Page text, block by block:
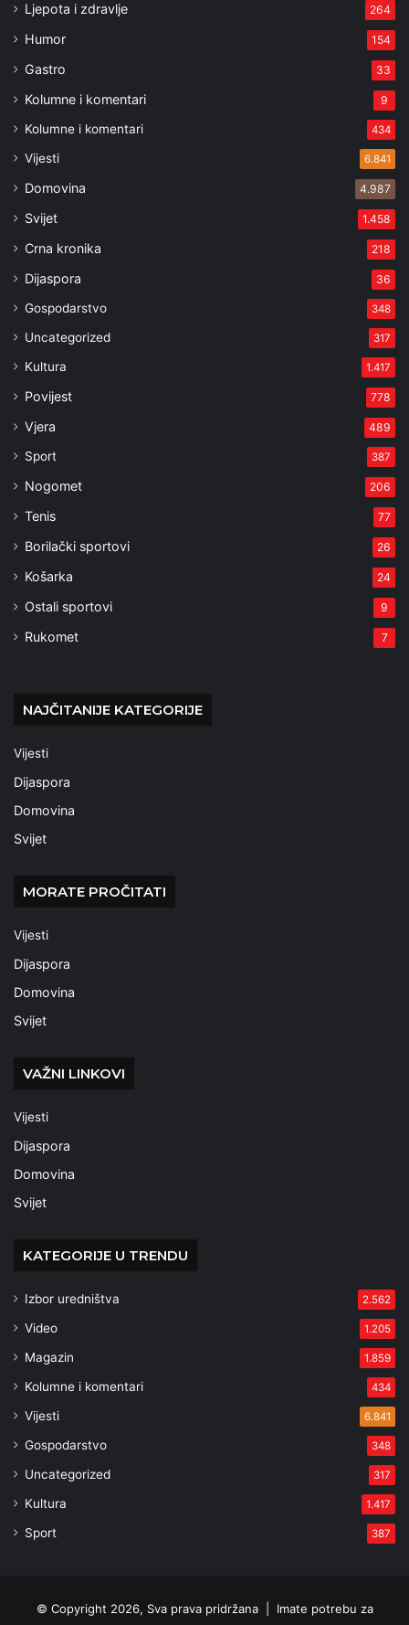
Ljepota i zdravlje 264
Humor 154
Gastro 33
Kolumne i komentari 9
Kolumne i komentari 434
Vijesti 6.841
Domovina 4.987
Svijet 1.458
Crna kronika 218
Dijaspora 36
Gospodarstvo 348
Uncategorized 317
Kultura 1.417
Povijest 778
Vjera 489
Sport 387
Nogomet 206
Tenis 77
Borilački sportovi 26
Košarka 24
Ostali sportovi 9
Rukomet 7
NAJČITANIJE KATEGORIJE
Vijesti
Dijaspora
Domovina
Svijet
MORATE PROČITATI
Vijesti
Dijaspora
Domovina
Svijet
VAŽNI LINKOVI
Vijesti
Dijaspora
Domovina
Svijet
KATEGORIJE U TRENDU
Izbor uredništva 2.562
Video 1.205
Magazin 1.859
Kolumne i komentari 434
Vijesti 6.841
Gospodarstvo 348
Uncategorized 317
Kultura 1.417
Sport 387
© Copyright 2026, Sva prava pridržana | Imate potrebu za